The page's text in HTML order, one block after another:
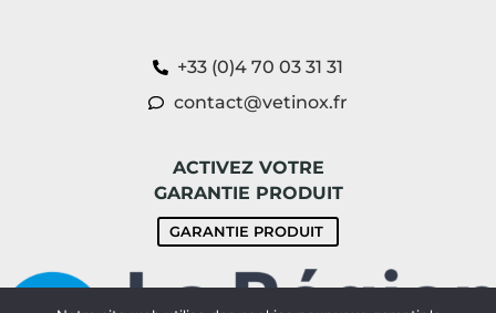
+33 (0)4 70 03 31 31
contact@vetinox.fr
ACTIVEZ VOTRE
GARANTIE PRODUIT
GARANTIE PRODUIT